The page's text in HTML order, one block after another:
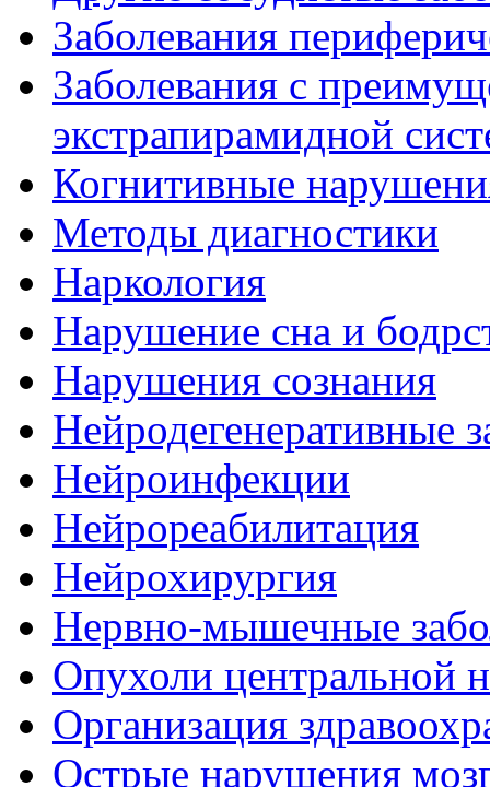
Заболевания
Заболевания с
экстрапирамидной
Когнитивные
Методы диагностики
Наркология
Нарушение сна и
Нарушения сознания
Нейродегенеративные
Нейроинфекции
Нейрореабилитация
Нейрохирургия
Нервно-мышечные
Опухоли центральной
Организация
Острые нарушения